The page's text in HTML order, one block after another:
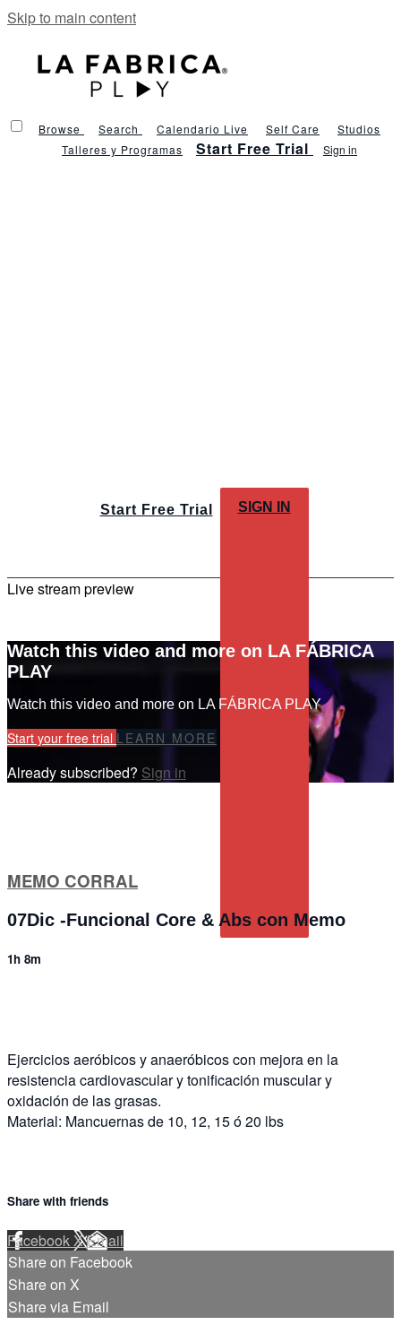
Skip to main content
Browse Search Calendario Live Self Care
Studios
Talleres y Programas
Start Free Trial Sign in
Start Free Trial SIGN IN
Live stream preview
Watch this video and more on LA FÁBRICA
PLAY
Watch this video and more on LA FÁBRICA PLAY
Start your free trial LEARN MORE
Already subscribed? Sign in
MEMO CORRAL
07Dic -Funcional Core & Abs con Memo
1h 8m
Ejercicios aeróbicos y anaeróbicos con mejora en la
resistencia cardiovascular y tonificación muscular y
oxidación de las grasas.
Material: Mancuernas de 10, 12, 15 ó 20 lbs
Share with friends
Facebook XEmail
Share on Facebook
Share on X
Share via Email